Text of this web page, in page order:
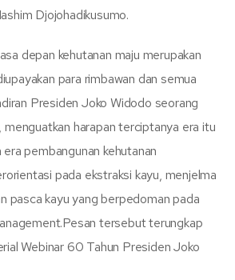
Djojohadikusumo.
depan kehutanan maju merupakan
para rimbawan dan semua
Presiden Joko Widodo seorang
menguatkan harapan terciptanya era itu
pembangunan kehutanan
pada ekstraksi kayu, menjelma
pasca kayu yang berpedoman pada
tersebut terungkap
Webinar 60 Tahun Presiden Joko